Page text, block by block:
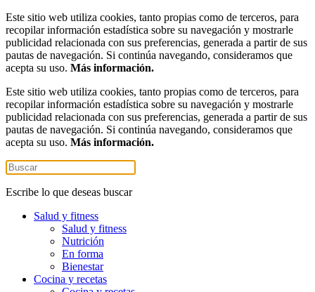
Este sitio web utiliza cookies, tanto propias como de terceros, para
recopilar información estadística sobre su navegación y mostrarle
publicidad relacionada con sus preferencias, generada a partir de sus
pautas de navegación. Si continúa navegando, consideramos que
acepta su uso. Más información.
Este sitio web utiliza cookies, tanto propias como de terceros, para
recopilar información estadística sobre su navegación y mostrarle
publicidad relacionada con sus preferencias, generada a partir de sus
pautas de navegación. Si continúa navegando, consideramos que
acepta su uso. Más información.
Escribe lo que deseas buscar
Salud y fitness
Salud y fitness
Nutrición
En forma
Bienestar
Cocina y recetas